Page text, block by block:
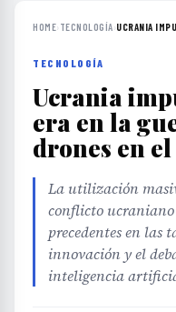
HOME› TECNOLOGÍA›UCRANIA
TECNOLOGÍA
Ucrania
era en la
drones en
La utilización
conflicto
precedentes en las
innovación y el
inteligencia